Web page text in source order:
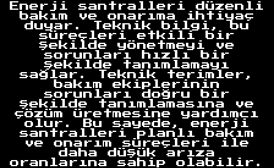
Enerji santralleri düzenli
bakım ve onarıma ihtiyaç
duyar. Teknik bilgi, bu
süreçleri etkili bir
şekilde yönetmeyi ve
sorunları hızlı bir
şekilde tanımlamayı
sağlar. Teknik terimler,
bakım ekiplerinin
sorunları doğru bir
şekilde tanımlamasına ve
çözüm üretmesine yardımcı
olur. Bu sayede, enerji
santralleri planlı bakım
ve onarım süreçleri ile
daha düşük arıza
oranlarına sahip olabilir.